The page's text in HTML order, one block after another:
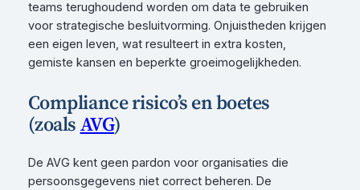
teams terughoudend worden om data te gebruiken
voor strategische besluitvorming. Onjuistheden krijgen
een eigen leven, wat resulteert in extra kosten,
gemiste kansen en beperkte groeimogelijkheden.
Compliance risico’s en boetes
(zoalsAVG)
De AVG kent geen pardon voor organisaties die
persoonsgegevens niet correct beheren. De